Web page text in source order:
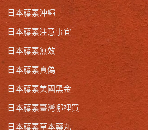
日本藤素沖繩
日本藤素注意事宜
日本藤素無效
日本藤素真偽
日本藤素美國黑金
日本藤素臺灣哪裡買
日本藤素草本藥丸